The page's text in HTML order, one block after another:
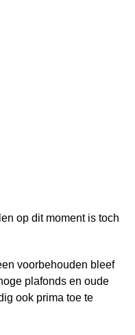
op dit moment is toch
voorbehouden bleef
plafonds en oude
ook prima toe te